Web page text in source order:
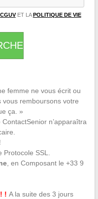
CGUVET LA POLITIQUE DE VIE
femme ne vous écrit ou
vous remboursons votre
ça. »
n’apparaîtra
Protocole SSL.
, en Composant le +33 9
! A la suite des 3 jours